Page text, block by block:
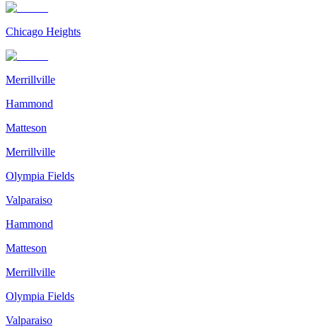
Chicago Heights
Merrillville
Hammond
Matteson
Merrillville
Olympia Fields
Valparaiso
Hammond
Matteson
Merrillville
Olympia Fields
Valparaiso